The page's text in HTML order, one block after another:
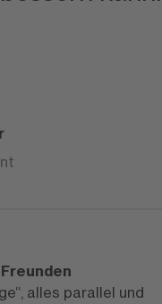
alles parallel und